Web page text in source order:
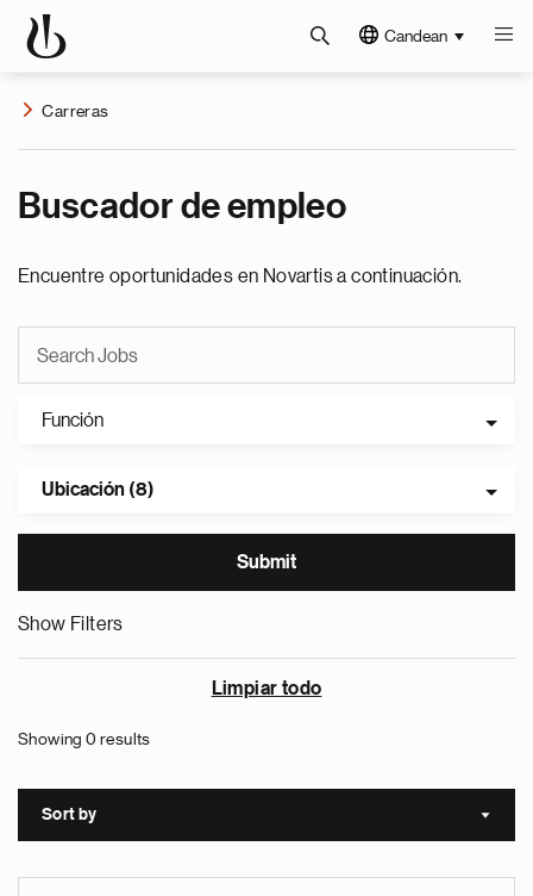
Candean
Carreras
Buscador de empleo
Encuentre oportunidades en Novartis a continuación.
Función
Ubicación (8)
Show Filters
Limpiar todo
Showing 0 results
Sort by Sort